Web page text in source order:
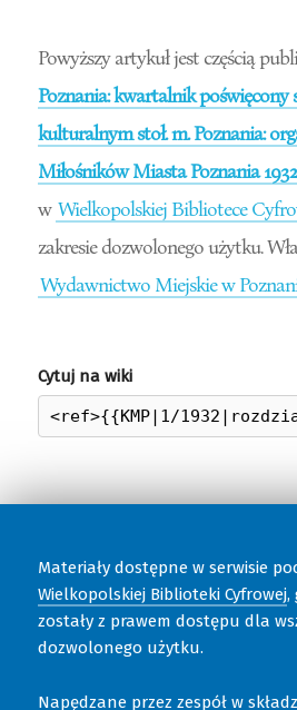
Powyższy artykuł jest częścią
Poznania: kwartalnik poświęcony
kulturalnym stoł. m. Poznania:
Miłośników Miasta Poznania
w Wielkopolskiej Bibliotece
zakresie dozwolonego użytku.
Wydawnictwo Miejskie w
Cytuj na wiki
Materiały dostępne w serwisie
Wielkopolskiej Biblioteki Cyfrowej,
zostały z prawem dostępu dla
dozwolonego użytku.
Napędzane przez zespół w